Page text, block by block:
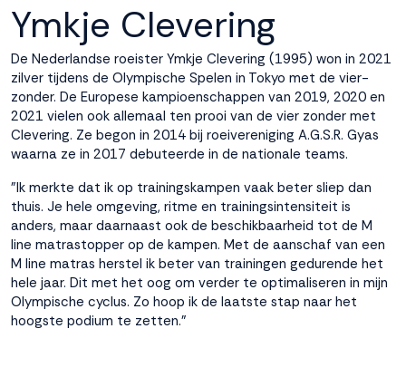
cookies ons helpen
om de website te
verbeteren. Via de
marketing cookies
kunnen we jouw
interactie met ons
binnen en buiten
onze website te
legitiem en belangrijk,
anoniem. Meer
weten? LeesBekijk
dit overzicht voor
alle
cookieinstellingen en
lees hier onze privacy
policy. Door te
Ymkje Clevering
De Nederlandse roeister Ymkje Clevering (1995) won in 2021
zilver tijdens de Olympische Spelen in Tokyo met de vier-
zonder. De Europese kampioenschappen van 2019, 2020 en
2021 vielen ook allemaal ten prooi van de vier zonder met
Clevering. Ze begon in 2014 bij roeivereniging A.G.S.R. Gyas
waarna ze in 2017 debuteerde in de nationale teams.
"Ik merkte dat ik op trainingskampen vaak beter sliep dan
thuis. Je hele omgeving, ritme en trainingsintensiteit is
anders, maar daarnaast ook de beschikbaarheid tot de M
line matrastopper op de kampen. Met de aanschaf van een
M line matras herstel ik beter van trainingen gedurende het
hele jaar. Dit met het oog om verder te optimaliseren in mijn
Olympische cyclus. Zo hoop ik de laatste stap naar het
hoogste podium te zetten."